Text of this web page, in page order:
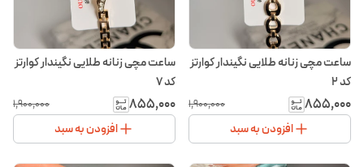
ساعت مچی زنانه طلایی نگیندار کوارتز
کد ۲
۸۵۵٬۰۰۰ ۱٬۹۰۰٬۰۰۰
افزودن به سبد
ساعت مچی زنانه طلایی نگیندار کوارتز
کد ۷
۸۵۵٬۰۰۰ ۱٬۹۰۰٬۰۰۰
افزودن به سبد